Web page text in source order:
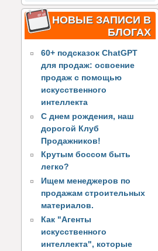
НОВЫЕ ЗАПИСИ В
БЛОГАХ
60+ подсказок ChatGPT
для продаж: освоение
продаж с помощью
искусственного
интеллекта
С днем рождения, наш
дорогой Клуб
Продажников!
Крутым боссом быть
легко?
Ищем менеджеров по
продажам строительных
материалов.
Как "Агенты
искусственного
интеллекта", которые